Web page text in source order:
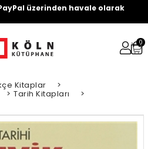
üzerinden havale olarak
0
Kitaplar >
> Tarih Kitapları >